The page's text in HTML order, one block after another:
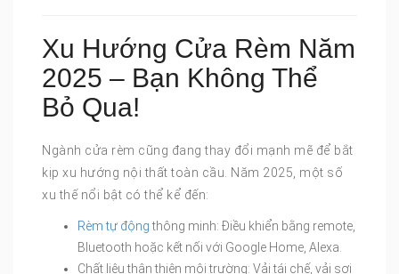
Xu Hướng Cửa Rèm Năm
2025 – Bạn Không Thể
Bỏ Qua!
Ngành cửa rèm cũng đang thay đổi mạnh mẽ để bắt
kịp xu hướng nội thất toàn cầu. Năm 2025, một số
xu thế nổi bật có thể kể đến:
Rèm tự độngthông minh: Điều khiển bằng remote,
Bluetooth hoặc kết nối với Google Home, Alexa.
Chất liệu thân thiện môi trường: Vải tái chế, vải sợi